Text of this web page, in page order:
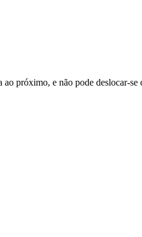
próximo, e não pode deslocar-